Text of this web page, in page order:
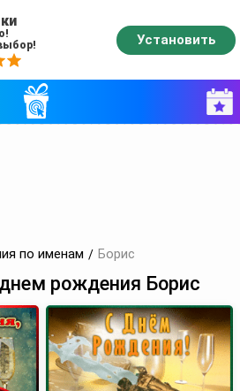
по именам Борис
рождения Борис
Установить